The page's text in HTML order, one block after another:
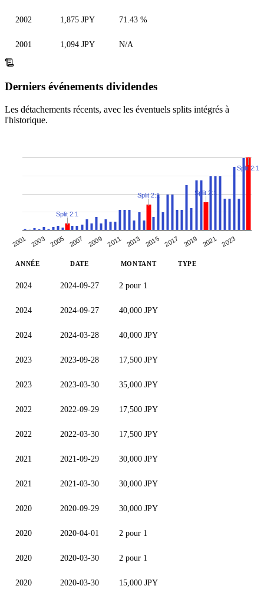
2002 1,875 JPY 71.43 %
2001 1,094 JPY N/A
Derniers événements dividendes
Les détachements récents, avec les éventuels splits intégrés à
l'historique.
2001 2003 2005 2007 2009 2011 2013 2015 2017 2019 2021 2023
Split 2:1
Split 2:1 Split 2:1
Split 2:1
ANNÉE DATE MONTANT TYPE
2024 2024-09-27 2 pour 1
2024 2024-09-27 40,000 JPY
2024 2024-03-28 40,000 JPY
2023 2023-09-28 17,500 JPY
2023 2023-03-30 35,000 JPY
2022 2022-09-29 17,500 JPY
2022 2022-03-30 17,500 JPY
2021 2021-09-29 30,000 JPY
2021 2021-03-30 30,000 JPY
2020 2020-09-29 30,000 JPY
2020 2020-04-01 2 pour 1
2020 2020-03-30 2 pour 1
2020 2020-03-30 15,000 JPY